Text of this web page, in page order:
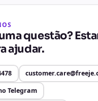
questão?
ajudar.
Telegram